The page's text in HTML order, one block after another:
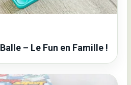
– Le Fun en Famille !